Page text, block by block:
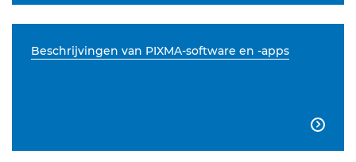
Beschrijvingen van PIXMA-software en -apps
